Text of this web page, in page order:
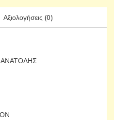
Αξιολογήσεις (0)